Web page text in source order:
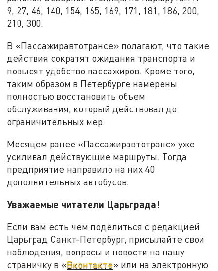
9, 27, 46, 140, 154, 165, 169, 171, 181, 186, 200,
210, 300.
В «Пассажиравтотрансе» полагают, что такие
действия сократят ожидания транспорта и
повысят удобство пассажиров. Кроме того,
таким образом в Петербурге намерены
полностью восстановить объем
обслуживания, который действовал до
ограничительных мер.
Месяцем ранее «Пассажиравтотранс» уже
усиливал действующие маршруты. Тогда
предприятие направило на них 40
дополнительных автобусов.
Уважаемые читатели Царьграда!
Если вам есть чем поделиться с редакцией
Царьград Санкт-Петербург, присылайте свои
наблюдения, вопросы и новости на нашу
страничку в «Вконтакте» или на электронную